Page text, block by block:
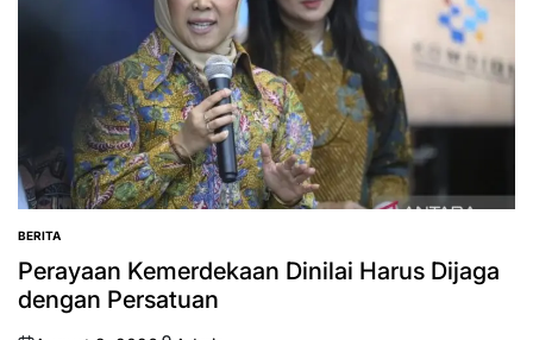
POSTED
IN
BERITA
Perayaan Kemerdekaan Dinilai Harus Dijaga
dengan Persatuan